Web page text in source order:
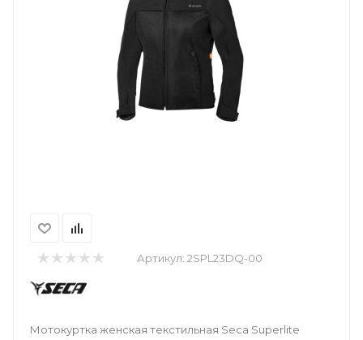
Артикул: 2SPL23DQ-00
Мотокуртка женская текстильная Seca Superlite